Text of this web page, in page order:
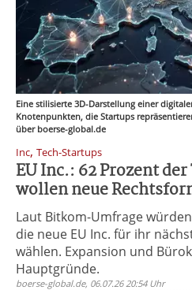
Eine stilisierte 3D-Darstellung einer
Knotenpunkten, die Startups
über boerse-global.de
Inc, Tech-Startups
EU Inc.: 62 Prozent
wollen neue
Laut Bitkom-Umfrage
die neue EU Inc. für ihr
wählen. Expansion und
Hauptgründe.
boerse-global.de, 06.07.26 20:54 Uhr